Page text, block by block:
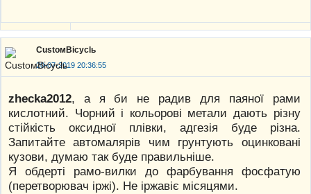
CustoмBicyclь
20-07-2019 20:36:55
zhecka2012, а я би не радив для паяної рами
кислотний. Чорний і кольорові метали дають різну
стійкість оксидної плівки, адгезія буде різна.
Запитайте автомалярів чим грунтують оцинковані
кузови, думаю так буде правильніше.
Я обдерті рамо-вилки до фарбування фосфатую
(перетворювач іржі). Не іржавіє місяцями.